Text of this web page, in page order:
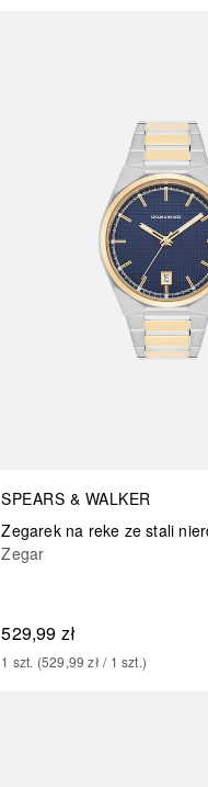
SPEARS & WALKER
Zegar
529,99 zł
1 szt. (529,99 zł / 1 szt.)